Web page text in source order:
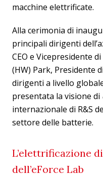
macchine elettrificate.
Alla cerimonia di
principali dirigenti
CEO e Vicepresidente
(HW) Park, Presidente
dirigenti a livello
presentata la visione di
internazionale di R&S
settore delle batterie.
L’elettrificazione
dell’eForce Lab